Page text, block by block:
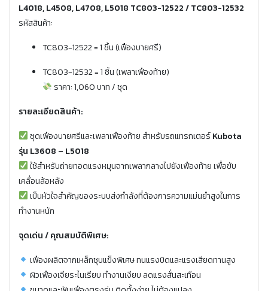
L4018, L4508, L4708, L5018 TC803-12522 / TC803-12532
รหัสสินค้า:
TC803-12522 = 1 ชิ้น (เฟืองบายศรี)
TC803-12532 = 1 ชิ้น (เพลาเฟืองท้าย)
ราคา: 1,060 บาท / ชุด
รายละเอียดสินค้า:
ชุดเฟืองบายศรีและเพลาเฟืองท้าย สำหรับรถแทรกเตอร์Kubota
รุ่น L3608 – L5018
ใช้สำหรับถ่ายทอดแรงหมุนจากเพลากลางไปยังเฟืองท้าย เพื่อขับ
เคลื่อนล้อหลัง
เป็นหัวใจสำคัญของระบบส่งกำลังที่ต้องการความแม่นยำสูงในการ
ทำงานหนัก
จุดเด่น / คุณสมบัติพิเศษ:
เฟืองผลิตจากเหล็กชุบแข็งพิเศษ ทนแรงบิดและแรงเสียดทานสูง
ผิวเฟืองเจียระไนเรียบ ทำงานเงียบ ลดแรงสั่นสะเทือน